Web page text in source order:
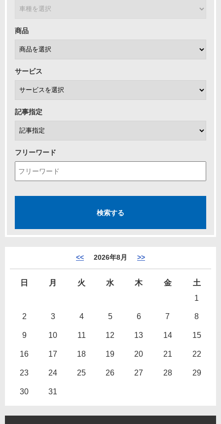
商品
サービス
記事指定
フリーワード
<< 2026年8月 >>
日 月 火 水 木 金
土
1
2 3 4 5 6 7 8
9 10 11 12 13 14 15
16 17 18 19 20 21 22
23 24 25 26 27 28 29
30 31